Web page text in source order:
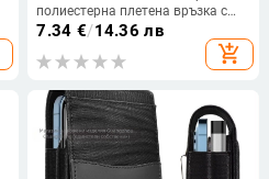
полиестерна плетена връзка с
метална катарама,
самостоятелно опакована
7.34 €/14.36 лв
add_shopping_cart